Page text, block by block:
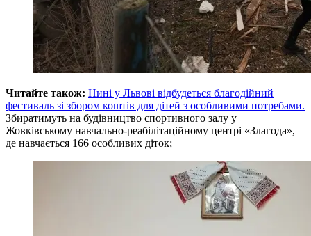
Читайте також: Нині у Львові відбудеться благодійний
фестиваль зі збором коштів для дітей з особливими потребами.
Збиратимуть на будівництво спортивного залу у
Жовківському навчально-реабілітаційному центрі «Злагода»,
де навчається 166 особливих діток;